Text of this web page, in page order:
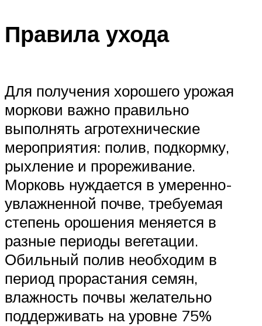
Правила ухода
Для получения хорошего урожая
моркови важно правильно
выполнять агротехнические
мероприятия: полив, подкормку,
рыхление и прореживание.
Морковь нуждается в умеренно-
увлажненной почве, требуемая
степень орошения меняется в
разные периоды вегетации.
Обильный полив необходим в
период прорастания семян,
влажность почвы желательно
поддерживать на уровне 75%